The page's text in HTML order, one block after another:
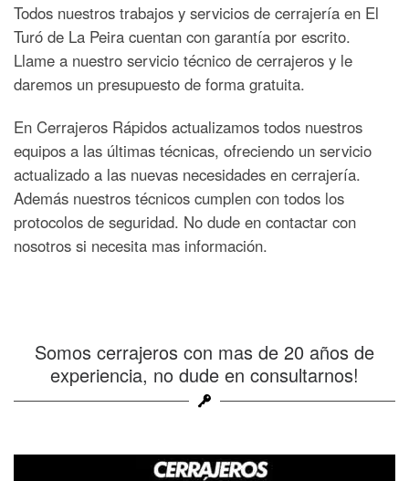
Todos nuestros trabajos y servicios de cerrajería en El
Turó de La Peira cuentan con garantía por escrito.
Llame a nuestro servicio técnico de cerrajeros y le
daremos un presupuesto de forma gratuita.
En Cerrajeros Rápidos actualizamos todos nuestros
equipos a las últimas técnicas, ofreciendo un servicio
actualizado a las nuevas necesidades en cerrajería.
Además nuestros técnicos cumplen con todos los
protocolos de seguridad. No dude en contactar con
nosotros si necesita mas información.
Somos cerrajeros con mas de 20 años de
experiencia, no dude en consultarnos!